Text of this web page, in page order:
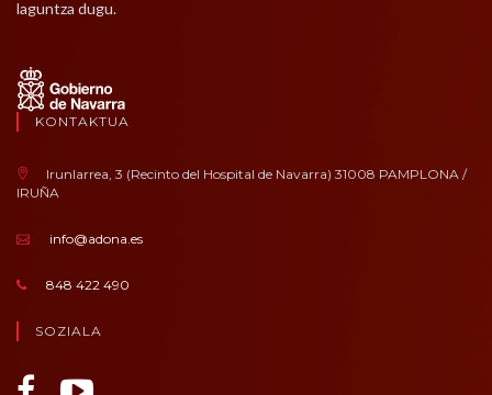
laguntza dugu.
KONTAKTUA
Irunlarrea, 3 (Recinto del Hospital de Navarra) 31008 PAMPLONA /
IRUÑA
info@adona.es
848 422 490
SOZIALA